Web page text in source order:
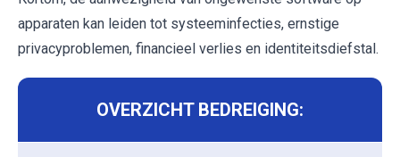
apparaten kan leiden tot systeeminfecties, ernstige
privacyproblemen, financieel verlies en identiteitsdiefstal.
OVERZICHT BEDREIGING: